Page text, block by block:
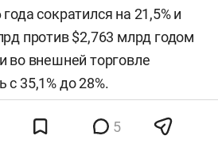
сократился на 21,5% и
против $2,763 млрд годом
во внешней торговле
с 35,1% до 28%.
5